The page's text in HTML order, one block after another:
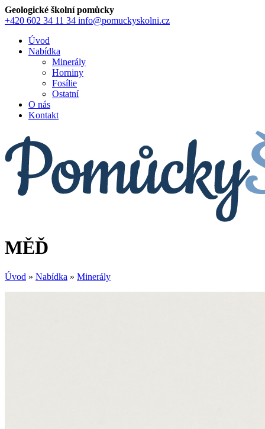
Geologické školní pomůcky
+420 602 34 11 34 info@pomuckyskolni.cz
Úvod
Nabídka
Minerály
Horniny
Fosílie
Ostatní
O nás
Kontakt
MĚĎ
Úvod » Nabídka » Minerály